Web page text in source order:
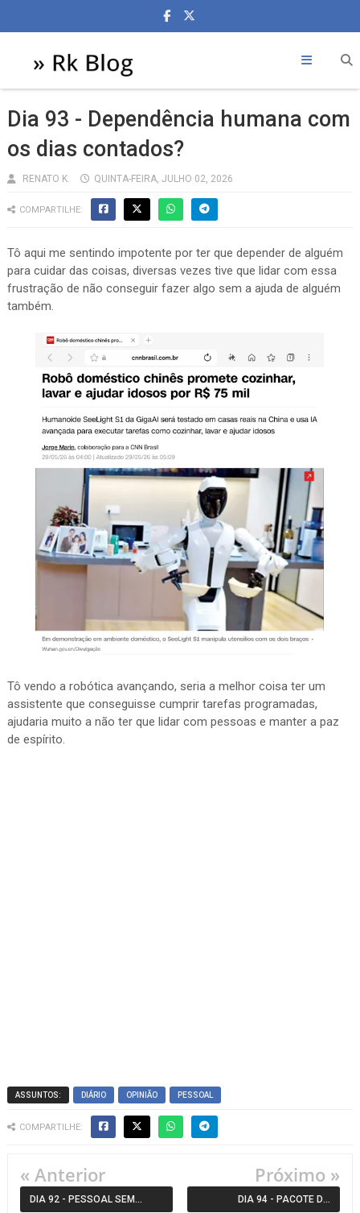
Dia 93 - Dependência humana com
os dias contados?
RENATO K. QUINTA-FEIRA, JULHO 02, 2026
COMPARTILHE:
Tô aqui me sentindo impotente por ter que depender de alguém
para cuidar das coisas, diversas vezes tive que lidar com essa
frustração de não conseguir fazer algo sem a ajuda de alguém
também.
Tô vendo a robótica avançando, seria a melhor coisa ter um
assistente que conseguisse cumprir tarefas programadas,
ajudaria muito a não ter que lidar com pessoas e manter a paz
de espírito.
ASSUNTOS: DIÁRIO OPINIÃO PESSOAL
COMPARTILHE:
« Anterior
DIA 92 - PESSOAL SEM
Próximo »
DIA 94 - PACOTE DA